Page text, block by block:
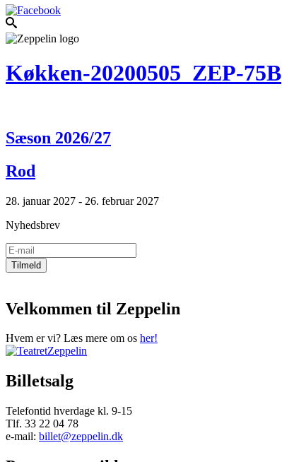
Køkken-20200505_ZEP-75B
Sæson 2026/27
Rod
28. januar 2027 - 26. februar 2027
Nyhedsbrev
Velkommen til Zeppelin
Hvem er vi? Læs mere om os her!
Billetsalg
Telefontid hverdage kl. 9-15
Tlf. 33 22 04 78
e-mail: billet@zeppelin.dk